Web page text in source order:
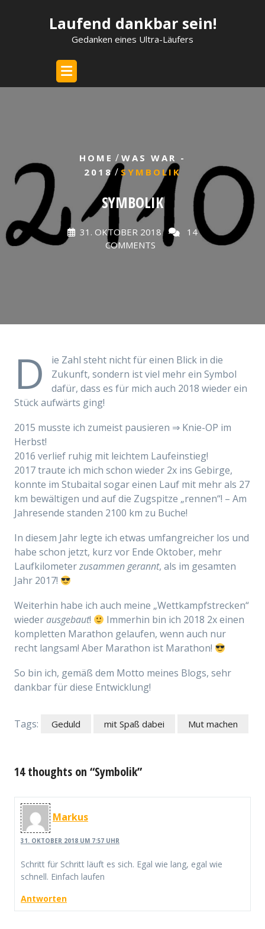
Laufend dankbar sein!
Gedanken eines Ultra-Läufers
HOME / WAS WAR -
2018/ SYMBOLIK
SYMBOLIK
31. OKTOBER 2018
14
COMMENTS
D
ie Zahl steht nicht für einen Blick in die
Zukunft, sondern ist viel mehr ein Symbol
dafür, dass es für mich auch 2018 wieder ein
Stück aufwärts ging!
2015 musste ich zumeist pausieren ⇒ Knie-OP im
Herbst!
2016 verlief ruhig mit leichtem Laufeinstieg!
2017 traute ich mich schon wieder 2x ins Gebirge,
konnte im Stubaital sogar einen Lauf mit mehr als 27
km bewältigen und auf die Zugspitze „rennen“! – Am
Jahresende standen 2100 km zu Buche!
In diesem Jahr legte ich etwas umfangreicher los und
habe schon jetzt, kurz vor Ende Oktober, mehr
Laufkilometerzusammen gerannt, als im gesamten
Jahr 2017!
Weiterhin habe ich auch meine „Wettkampfstrecken“
wiederausgebaut!
Immerhin bin ich 2018 2x einen
kompletten Marathon gelaufen, wenn auch nur
recht langsam! Aber Marathon ist Marathon!
So bin ich, gemäß dem Motto meines Blogs, sehr
dankbar für diese Entwicklung!
Tags: Geduld mit Spaß dabei Mut machen
14 thoughts on “Symbolik”
Markus
31. OKTOBER 2018 UM 7:57 UHR
Schritt für Schritt läuft es sich. Egal wie lang, egal wie
schnell. Einfach laufen
Antworten